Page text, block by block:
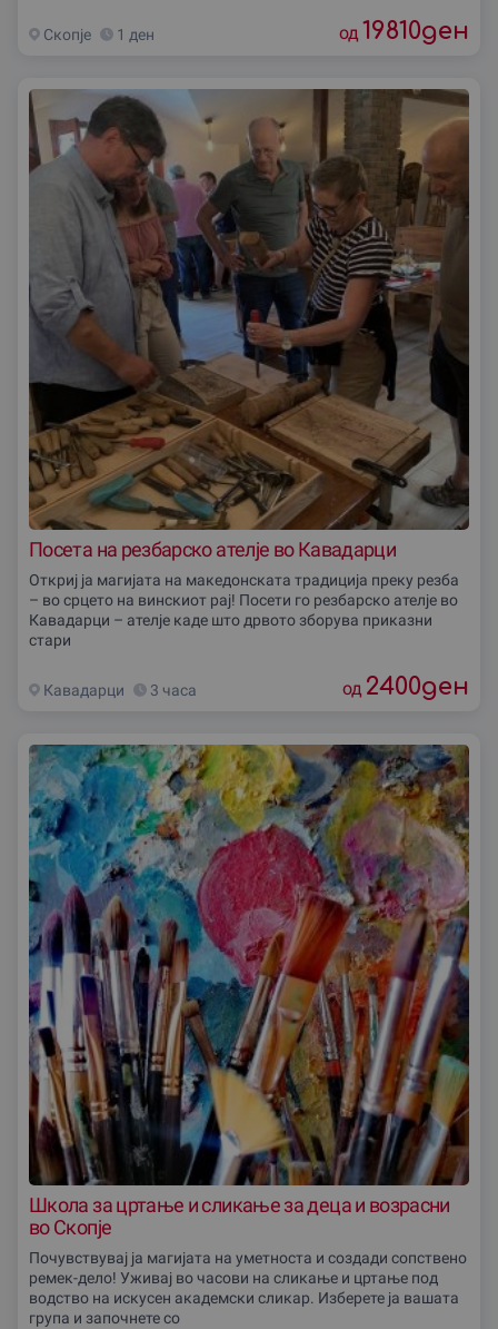
Скопjе 1 ден од 19810ден
Посета на резбарско ателје во Кавадарци
Откриј ја магијата на македонската традиција преку резба
– во срцето на винскиот рај! Посети го резбарско ателје во
Кавадарци – ателје каде што дрвото зборува приказни
стари
Кавадарци 3 часа од 2400ден
Школа за цртање и сликање за деца и возрасни
во Скопjе
Почувствувај ја магијата на уметноста и создади сопствено
ремек-дело! Уживај во часови на сликање и цртање под
водство на искусен академски сликар. Изберете ја вашата
група и започнете со